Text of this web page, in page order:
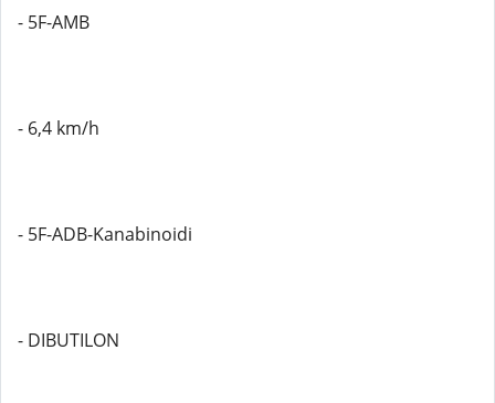
- 5F-AMB
- 6,4 km/h
- 5F-ADB-Kanabinoidi
- DIBUTILON